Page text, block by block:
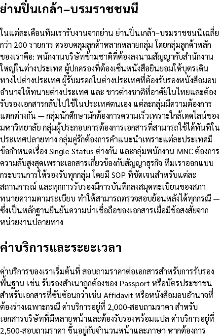
ย่านปิ่นเกล้า–บรมราชชนนี
ในแต่ละเดือนทีมเรารับงานจากย่าน ย่านปิ่นเกล้า–บรมราชชนนีเฉลี่ย
กว่า 200 รายการ ครอบคลุมลูกค้าหลากหลายกลุ่ม โดยกลุ่มลูกค้าหลัก
ของเราคือ: พนักงานบริษัทข้ามชาติที่ต้องลงนามสัญญากับสำนักงาน
ใหญ่ในต่างประเทศ ผู้ปกครองที่ต้องเซ็นหนังสือยินยอมให้บุตรเดิน
ทางไปต่างประเทศ ผู้รับมรดกในต่างประเทศที่ต้องรับรองหนังสือมอบ
อำนาจให้ทนายต่างประเทศ และ ชาวต่างชาติที่อาศัยในไทยและต้อง
รับรองเอกสารกลับไปใช้ในประเทศตนเอง แต่ละกลุ่มมีความต้องการ
แตกต่างกัน — กลุ่มนักศึกษามักต้องการความเร็วเพราะใกล้เดดไลน์ของ
มหาวิทยาลัย กลุ่มผู้ประกอบการต้องการเอกสารที่สามารถใช้ได้ทันทีใน
ประเทศปลายทาง กลุ่มคู่รักต้องการคำแนะนำเพราะแต่ละประเทศมี
ข้อกำหนดเรื่อง Single Status ต่างกัน และกลุ่มพนักงาน MNC ต้องการ
ความลับสูงสุดเพราะเอกสารเกี่ยวข้องกับสัญญาธุรกิจ ทีมเราออกแบบ
กระบวนการให้รองรับทุกกลุ่ม โดยมี SOP ที่ชัดเจนสำหรับแต่ละ
สถานการณ์ และทุกการรับรองมีการบันทึกลงสมุดทะเบียนของสภา
ทนายความตามระเบียบ ทำให้สามารถตรวจสอบย้อนหลังได้ทุกกรณี —
ซึ่งเป็นหลักฐานยืนยันความน่าเชื่อถือของเอกสารเมื่อมีข้อสงสัยจาก
หน่วยงานปลายทาง
ค่าบริการและระยะเวลา
ค่าบริการของเราเริ่มต้นที่ สอบถามราคาต่อเอกสารสำหรับการรับรอง
พื้นฐาน เช่น รับรองสำเนาถูกต้องของ Passport หรือบัตรประชาชน
สำหรับเอกสารที่ซับซ้อนกว่าเช่น Affidavit หรือหนังสือมอบอำนาจที่
ต้องร่างเฉพาะกรณี ค่าบริการอยู่ที่ 2,000-สอบถามราคา สำหรับ
เอกสารบริษัทที่มีหลายหน้าและต้องรับรองพร้อมแปล ค่าบริการอยู่ที่
2,500-สอบถามราคา ขึ้นอยู่กับจำนวนหน้าและภาษา หากต้องการ